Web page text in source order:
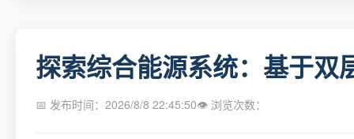
探索综合能源系统：基于双
📅 发布时间：2026/8/8 22:45:50👁 浏览次数：